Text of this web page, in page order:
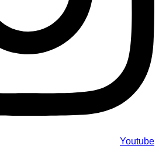
Youtube